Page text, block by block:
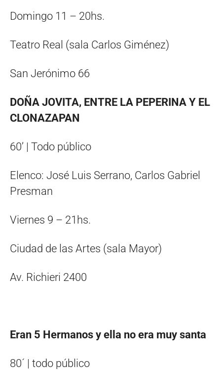
Domingo 11 – 20hs.
Teatro Real (sala Carlos Giménez)
San Jerónimo 66
DOÑA JOVITA, ENTRE LA PEPERINA Y EL
CLONAZAPAN
60’ | Todo público
Elenco: José Luis Serrano, Carlos Gabriel
Presman
Viernes 9 – 21hs.
Ciudad de las Artes (sala Mayor)
Av. Richieri 2400
Eran 5 Hermanos y ella no era muy santa
80´ | todo público